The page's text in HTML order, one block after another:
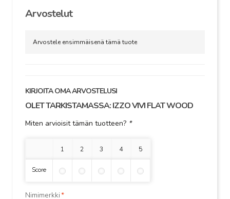
Arvostelut
Arvostele ensimmäisenä tämä tuote
KIRJOITA OMA ARVOSTELUSI
OLET TARKISTAMASSA:IZZO VIVI FLAT WOOD
Miten arvioisit tämän tuotteen? *
1 tähti 2 tähteä3 tähteä4 tähteä5 tähteä
Score
*
Nimimerkki